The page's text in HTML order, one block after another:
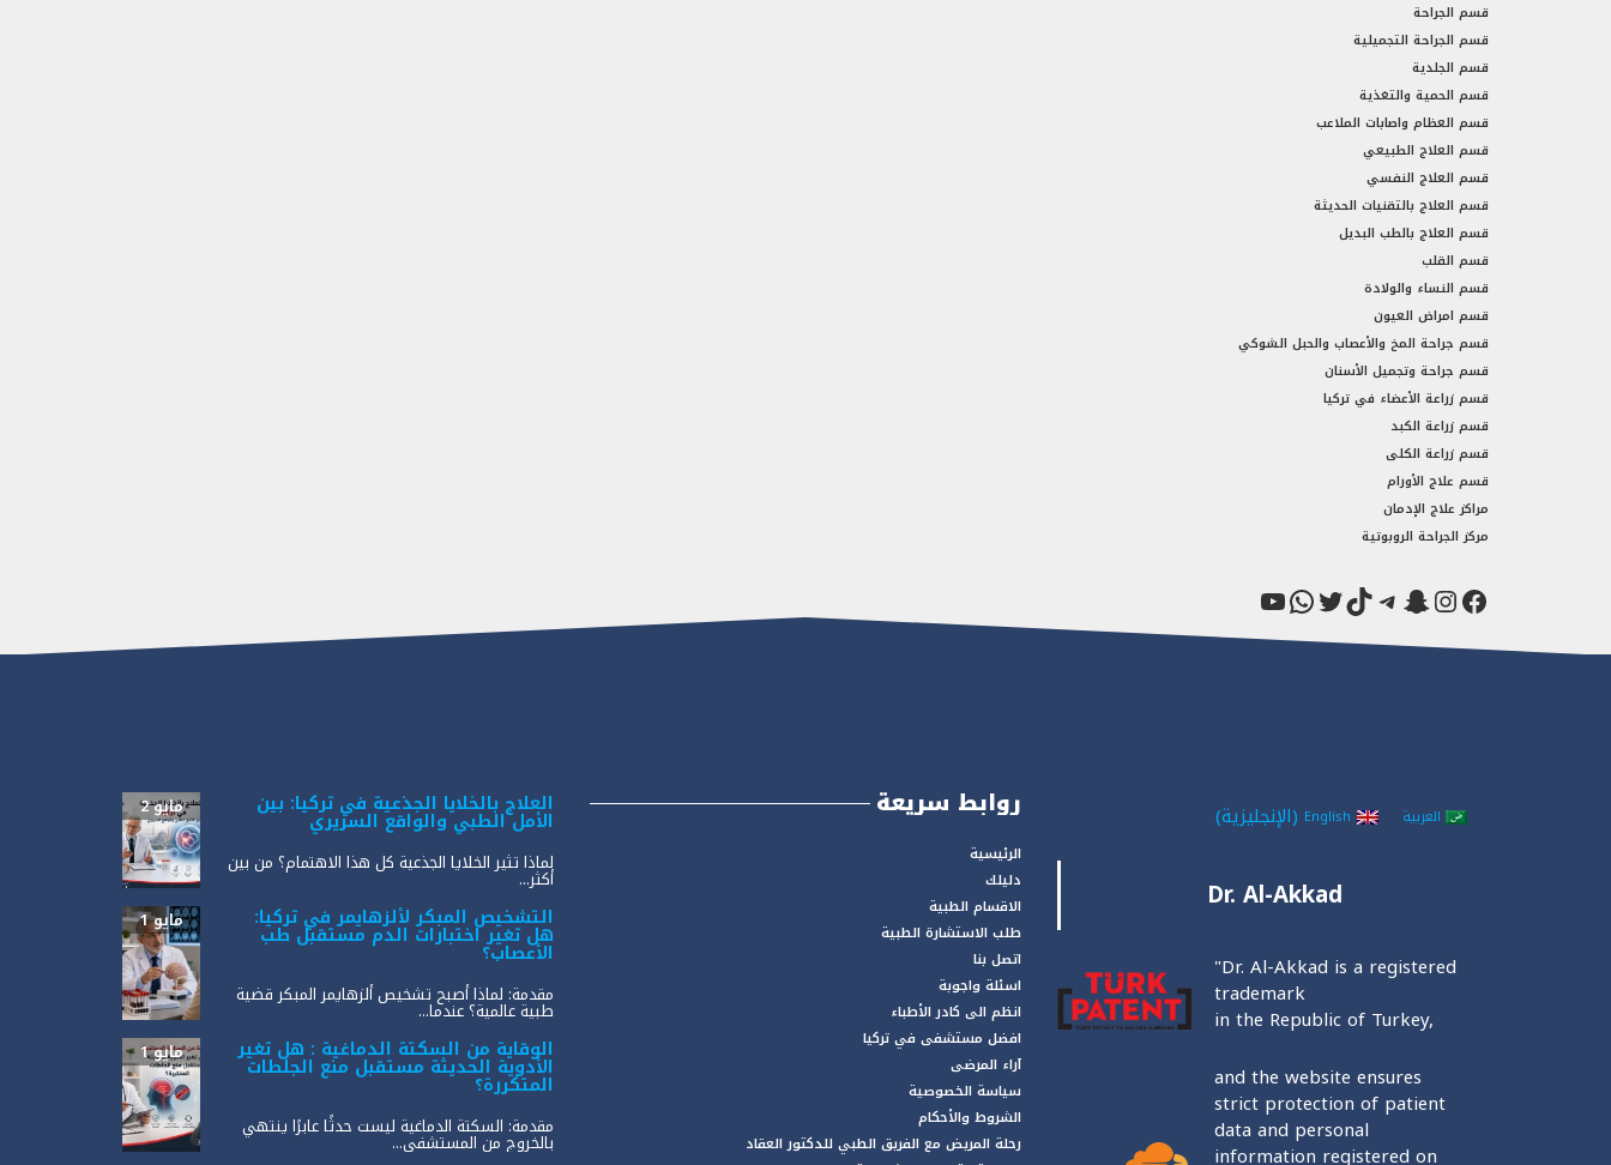
قسم الجراحة
قسم الجراحة التجميلية
قسم الجلدية
قسم الحمية والتغذية
قسم العظام واصابات الملاعب
قسم العلاج الطبيعي
قسم العلاج النفسي
قسم العلاج بالتقنيات الحديثة
قسم العلاج بالطب البديل
قسم القلب
قسم النساء والولادة
قسم امراض العيون
قسم جراحة المخ والأعصاب والحبل الشوكي
قسم جراحة وتجميل الأسنان
قسم زراعة الأعضاء في تركيا
قسم زراعة الكبد
قسم زراعة الكلى
قسم علاج الأورام
مراكز علاج الإدمان
مركز الجراحة الروبوتية
فيسبوك
إنستجرام
سناب شاتتيليجرام
تيك توكتويترواتساب
يوتيوب
العلاج بالخلايا الجذعية في تركيا: بين
الأمل الطبي والواقع السريري
مايو 2
لماذا تثير الخلايا الجذعية كل هذا الاهتمام؟ من بين
أكثر...
التشخيص المبكر لألزهايمر في تركيا:
هل تغير اختبارات الدم مستقبل طب
الأعصاب؟
مايو 1
مقدمة: لماذا أصبح تشخيص ألزهايمر المبكر قضية
طبية عالمية؟ عندما...
الوقاية من السكتة الدماغية : هل تغير
الأدوية الحديثة مستقبل منع الجلطات
المتكررة؟
مايو 1
مقدمة: السكتة الدماغية ليست حدثًا عابرًا ينتهي
بالخروج من المستشفى...
روابط سريعة
الرئيسية
دليلك
الاقسام الطبية
طلب الاستشارة الطبية
اتصل بنا
اسئلة واجوبة
انظم الى كادر الأطباء
افضل مستشفى في تركيا
آراء المرضى
سياسة الخصوصية
الشروط والأحكام
رحلة المريض مع الفريق الطبي للدكتور العقاد
العربية English
(الإنجليزية)
Dr. Al-Akkad
"Dr. Al-Akkad is a registered
trademark
in the Republic of Turkey,
and the website ensures
strict protection of patient
data and personal
information registered on